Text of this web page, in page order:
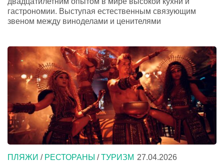
гастрономии. Выступая естественным связующим
звеном между виноделами и ценителями
ПЛЯЖИ / РЕСТОРАНЫ /ТУРИЗМ 27.04.2026